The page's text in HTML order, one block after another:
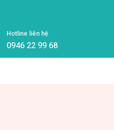
Hotline liên hệ
0946 22 99 68